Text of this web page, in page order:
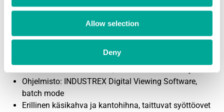
Allow selection
Deny
Käyttöjännite: 100–240 VAC, automaattinen
Akku: 24 V standardi työkalupatteri
DICONDE-yhteensopiva verkkoarkistointi
Ohjelmisto: INDUSTREX Digital Viewing Software,
batch mode
Erillinen käsikahva ja kantohihna, taittuvat syöttöovet